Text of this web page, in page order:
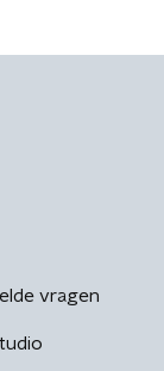
vragen